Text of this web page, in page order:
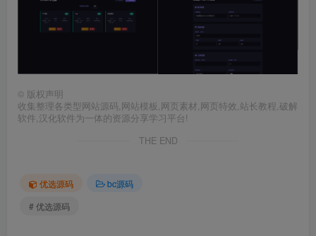
© 版权声明
收集整理各类型网站源码,网站模板,网页素材,网页特效,站长教程,破解
软件,汉化软件为一体的资源分享学习平台!
THE END
优选源码
bc源码
# 优选源码